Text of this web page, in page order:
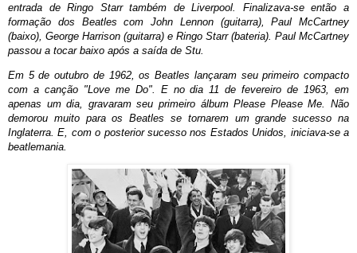
entrada deRingo Starrtambém de Liverpool. Finalizava-se então a
formação dos Beatles com John Lennon (guitarra), Paul McCartney
(baixo), George Harrison (guitarra) e Ringo Starr (bateria). Paul McCartney
passou a tocar baixo após a saída de Stu.
Em 5 de outubro de 1962, os Beatles lançaram seu primeiro compacto
com a canção "Love me Do". E no dia 11 de fevereiro de 1963 , em
apenas um dia, gravaram seu primeiro álbumPlease Please Me . Não
demorou muito para os Beatles se tornarem um grande sucesso na
Inglaterra. E, com o posterior sucesso nos Estados Unidos , iniciava-se a
beatlemania